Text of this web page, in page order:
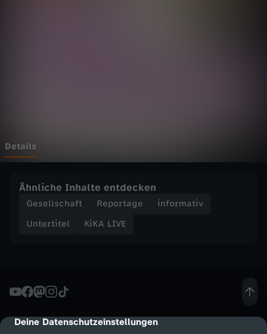
cmp-dialog-description
Deine Datenschutzeinstellungen
n
S
r
s
Details
Ähnliche Inhalte entdecken
Gesellschaft Reportage
informativ
Untertitel
KiKA LIVE